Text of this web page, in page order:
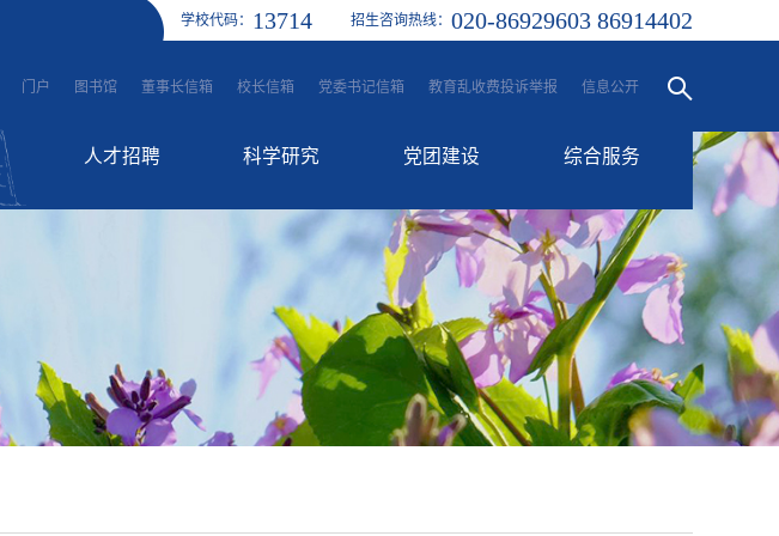
学校代码： 13714 招生咨询热线： 020-86929603 86914402
门户 图书馆 董事长信箱 校长信箱 党委书记信箱 教育乱收费投诉举报 信息公开
人才招聘 科学研究
科研动态
党团建设
党建工作
学生处
团委
工会
综合服务
融合服务门户
信息门户
一站式服务大厅
后勤服务
校历